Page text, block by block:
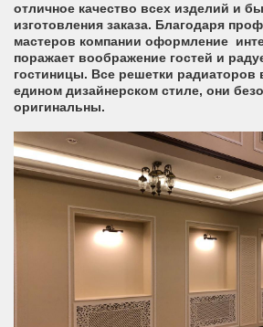
отличное качество всех изделий и
изготовления заказа. Благодаря
мастеров компании оформление
поражает воображение гостей и
гостиницы. Все решетки
едином дизайнерском стиле, они
оригинальны.